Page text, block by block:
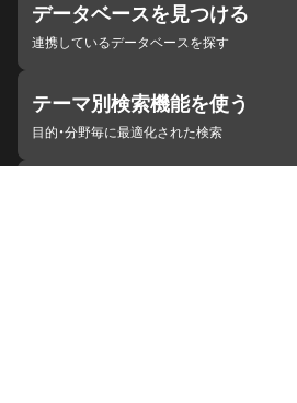
データベースを見つける
連携しているデータベースを探す
テーマ別検索機能を使う
目的・分野毎に最適化された検索